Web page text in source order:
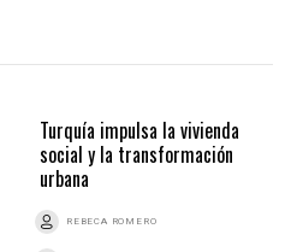
Turquía impulsa la vivienda
social y la transformación
urbana
REBECA ROMERO